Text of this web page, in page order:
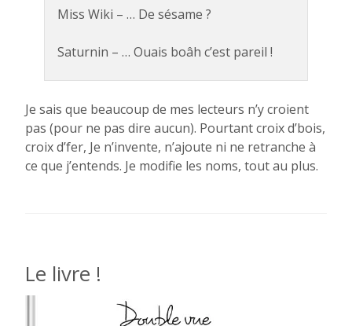
Miss Wiki – … De sésame ?
Saturnin – … Ouais boâh c’est pareil !
Je sais que beaucoup de mes lecteurs n’y croient
pas (pour ne pas dire aucun). Pourtant croix d’bois,
croix d’fer, Je n’invente, n’ajoute ni ne retranche à
ce que j’entends. Je modifie les noms, tout au plus.
Le livre !